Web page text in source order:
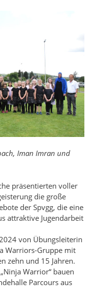
Iman Imran und
präsentierten voller
die große
der Spvgg, die eine
attraktive Jugendarbeit
von Übungsleiterin
Warriors-Gruppe mit
zehn und 15 Jahren.
Warrior“ bauen
Parcours aus